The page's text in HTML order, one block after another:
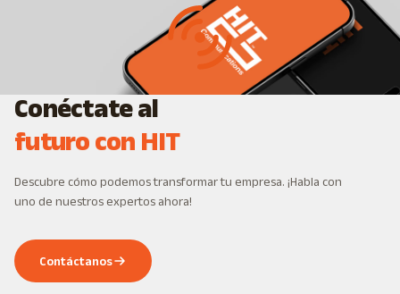
Conéctate al
futuro con HIT
Descubre cómo podemos transformar tu empresa. ¡Habla con
uno de nuestros expertos ahora!
Contáctanos